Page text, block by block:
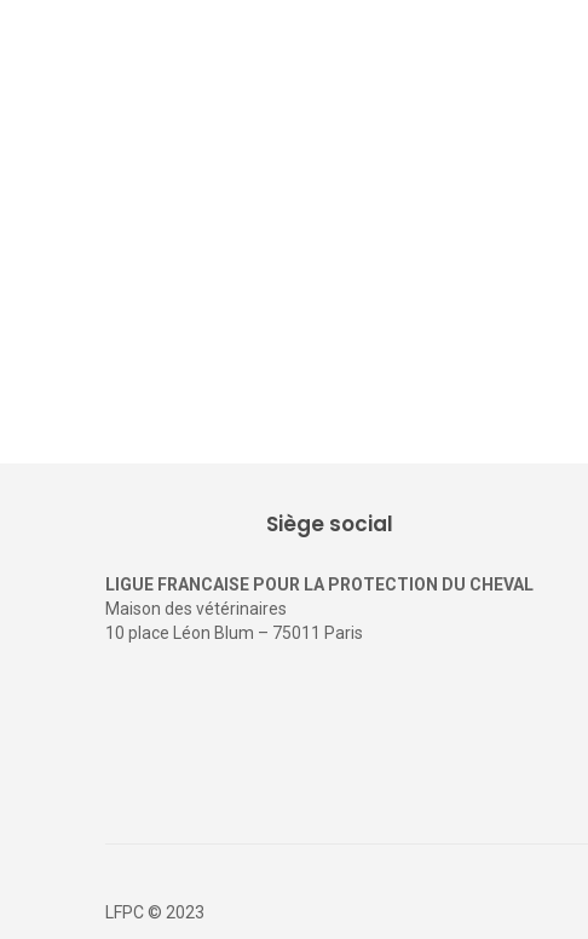
Siège social
LIGUE FRANCAISE POUR LA PROTECTION DU CHEVAL
Maison des vétérinaires
10 place Léon Blum – 75011 Paris
LFPC © 2023